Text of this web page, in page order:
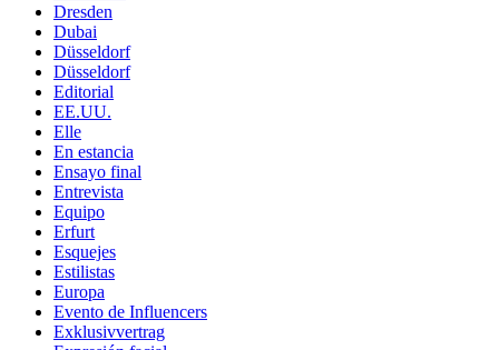
Dresden
Dubai
Düsseldorf
Düsseldorf
Editorial
EE.UU.
Elle
En estancia
Ensayo final
Entrevista
Equipo
Erfurt
Esquejes
Estilistas
Europa
Evento de Influencers
Exklusivvertrag